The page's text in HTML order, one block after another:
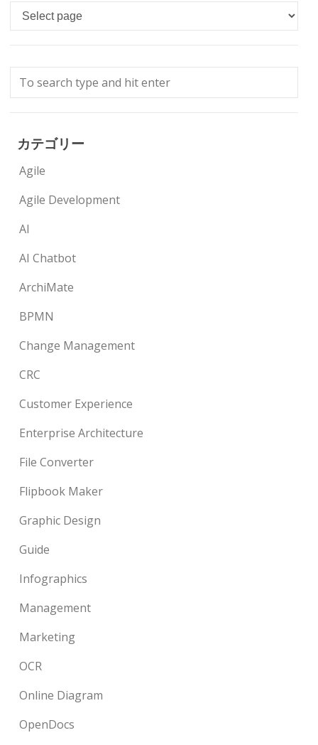
Languages
カテゴリー
Agile
Agile Development
AI
AI Chatbot
ArchiMate
BPMN
Change Management
CRC
Customer Experience
Enterprise Architecture
File Converter
Flipbook Maker
Graphic Design
Guide
Infographics
Management
Marketing
OCR
Online Diagram
OpenDocs